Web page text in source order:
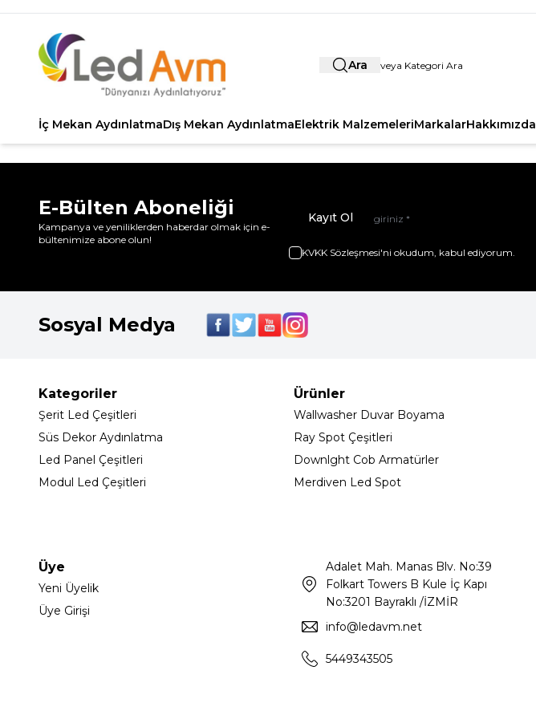
Ara
İç Mekan AydınlatmaDış Mekan AydınlatmaElektrik MalzemeleriMarkalarHakkımızda
E-Bülten Aboneliği
Kampanya ve yeniliklerden haberdar olmak için e-
bültenimize abone olun!
Kayıt Ol
KVKK Sözleşmesi'ni okudum, kabul ediyorum.
Sosyal Medya
Kategoriler
Şerit Led Çeşitleri
Süs Dekor Aydınlatma
Led Panel Çeşitleri
Modul Led Çeşitleri
Ürünler
Wallwasher Duvar Boyama
Ray Spot Çeşitleri
Downlght Cob Armatürler
Merdiven Led Spot
Üye
Yeni Üyelik
Üye Girişi
Adalet Mah. Manas Blv. No:39
Folkart Towers B Kule İç Kapı
No:3201 Bayraklı /İZMİR
info@ledavm.net
5449343505